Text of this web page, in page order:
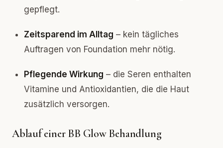
gepflegt.
Zeitsparend im Alltag – kein tägliches
Auftragen von Foundation mehr nötig.
Pflegende Wirkung – die Seren enthalten
Vitamine und Antioxidantien, die die Haut
zusätzlich versorgen.
Ablauf einer BB Glow Behandlung